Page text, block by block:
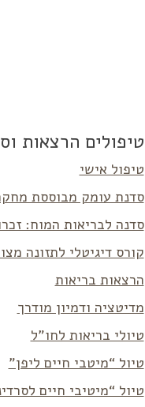
טיפולים הרצאות
טיפול אישי
סדנת עומק מבוססת
סדנה לבריאות המוח:
קורס דיגיטלי לתזונה
הרצאות בריאות
מדיטציה ודמיון מודרך
טיולי בריאות לחו”ל
טיול “מיטבי חיים ליפן”
טיול “מיטיבי חיים